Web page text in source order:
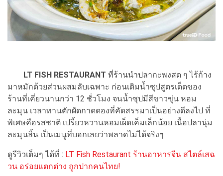
LT FISH RESTAURANT ที่ร้านนำปลากะพงสด ๆ ไร้ก้าง
มาหมักด้วยส่วนผสมลับเฉพาะ ก่อนเติมน้ำซุปสูตรเด็ดของ
ร้านที่เคี่ยวนานกว่า 12 ชั่วโมง จนน้ำซุปมีสีขาวขุ่น หอม
ละมุน เวลาทานตักผัดกาดดองที่คัดสรรมาเป็นอย่างดีลงไป ที่
พิเศษคือรสชาติ เปรี้ยวหวานหอมเผ็ดเค็มเล็กน้อย เนื้อปลานุ่ม
ละมุนลิ้น เป็นเมนูที่บอกเลยว่าพลาดไม่ได้จริงๆ
ดูรีวิวเต็มๆ ได้ที่ : LT Fish Restaurant ร้านอาหารจีน สไตล์เสฉ
วน อร่อยแตกต่าง ถูกปากคนไทย!